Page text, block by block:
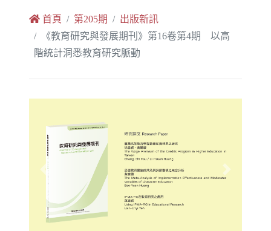
首頁 第205期
出版新訊
《教育研究與發展期刊》第16卷第4期 以高
階統計洞悉教育研究脈動
Previous Next